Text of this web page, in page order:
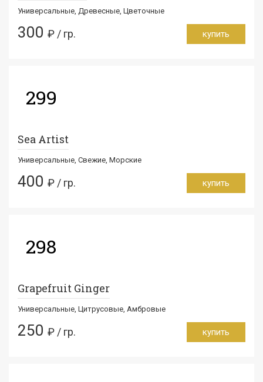
Универсальные, Древесные, Цветочные
300 ₽ / гр. купить
299
Sea Artist
Универсальные, Свежие, Морские
400 ₽ / гр. купить
298
Grapefruit Ginger
Универсальные, Цитрусовые, Амбровые
250 ₽ / гр. купить